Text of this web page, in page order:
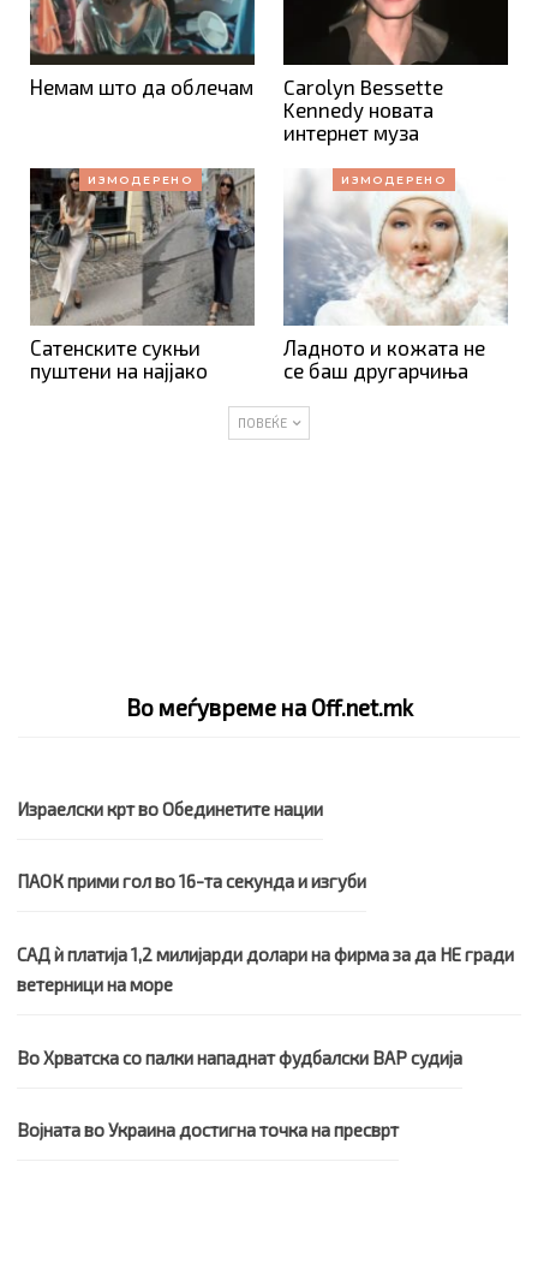
Немам што да облечам
Carolyn Bessette
Kennedy новата
интернет муза
ИЗМОДЕРЕНО
Сатенските сукњи
пуштени на најјако
ИЗМОДЕРЕНО
Ладното и кожата не
се баш другарчиња
ПОВЕЌЕ
Во меѓувреме на Off.net.mk
Израелски крт во Обединетите нации
ПАОК прими гол во 16-та секунда и изгуби
САД ѝ платија 1,2 милијарди долари на фирма за да НЕ гради
ветерници на море
Во Хрватска со палки нападнат фудбалски ВАР судија
Војната во Украина достигна точка на пресврт